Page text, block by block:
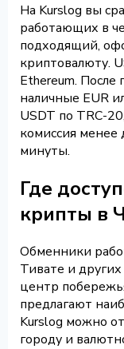
На Kurslog вы
работающих в
подходящий,
криптовалюту.
Ethereum.
наличные EUR
USDT по TRC-
комиссия менее
минуты.
Где
крипты в
Обменники
Тивате и
центр
предлагают
Kurslog можно
городу и